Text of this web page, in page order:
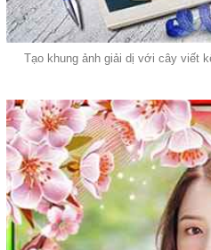
Tạo khung ảnh giải dị với cây viết